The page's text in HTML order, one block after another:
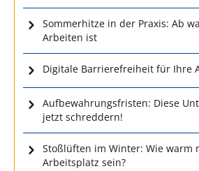
Sommerhitze in der Praxis: Ab
Arbeiten ist
Digitale Barrierefreiheit für Ihre
Aufbewahrungsfristen: Diese
jetzt schreddern!
Stoßlüften im Winter: Wie warm
Arbeitsplatz sein?